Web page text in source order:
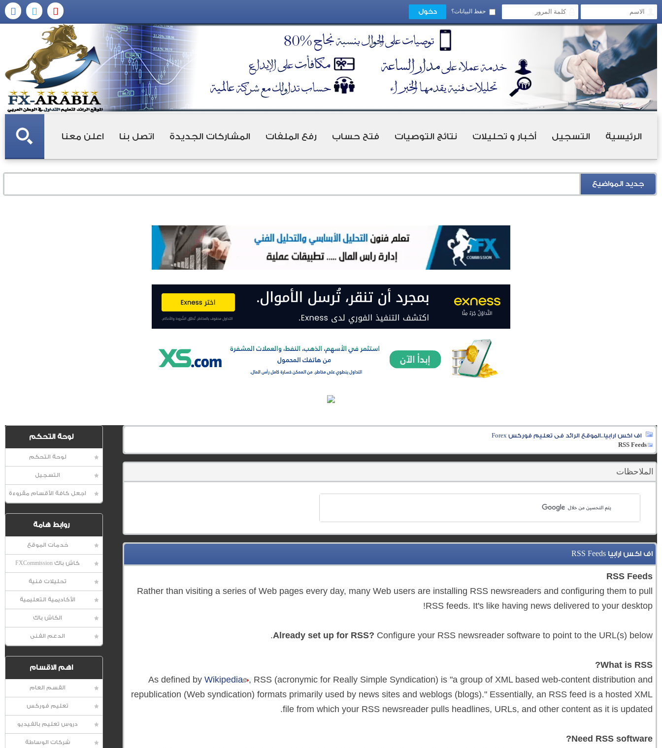
حفظ البيانات؟
الرئيسية التسجيل أخبار و تحليلات نتائج التوصيات فتح حساب رفع الملفات المشاركات الجديدة اتصل بنا اعلن معنا
جديد المواضيع
لوحة التحكم
لوحة التحكم
التسجيل
اجعل كافة الأقسام مقروءة
روابط هامة
خدمات الموقع
كاش باك FXCommission
تحليلات فنية
الأكاديمية التعليمية
الكاش باك
الدعم الفنى
اهم الاقسام
القسم العام
تعليم فوركس
دروس تعليم بالفيديو
شركات الوساطة
اف اكس ارابيا..الموقع الرائد فى تعليم فوركس Forex
RSS Feeds
الملاحظات
اف اكس ارابيا RSS Feeds
RSS Feeds
Rather than visiting a series of Web pages every day, many Web users are installing RSS newsreaders and configuring them to pull
RSS feeds. It's like having news delivered to your desktop!
Already set up for RSS? Configure your RSS newsreader software to point to the URL(s) below.
What is RSS?
As defined by Wikipedia , RSS (acronymic for Really Simple Syndication) is "a group of XML based web-content distribution and
republication (Web syndication) formats primarily used by news sites and weblogs (blogs)." Essentially, an RSS feed is a hosted XML
file from which your RSS newsreader pulls headlines, URLs, and other content as it is updated.
Need RSS software?